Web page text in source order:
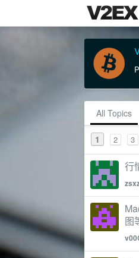
All Topics
1 2 3
行
图